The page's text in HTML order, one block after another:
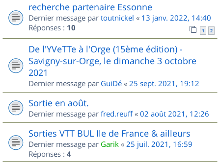
recherche partenaire Essonne
Dernier message par toutnickel « 13 janv. 2022, 14:40
Réponses : 10 1 2
De l'YVeTTe à l'Orge (15ème édition) -
Savigny-sur-Orge, le dimanche 3 octobre
2021
Dernier message par GuiDé « 25 sept. 2021, 19:12
Sortie en août.
Dernier message par fred.reuff« 02 août 2021, 12:26
Sorties VTT BUL Ile de France & ailleurs
Dernier message par Garik « 25 juil. 2021, 16:59
Réponses : 4